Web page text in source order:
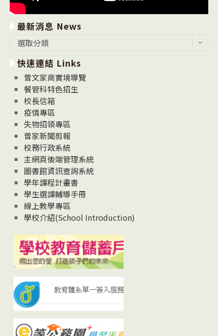
最新消息 News
消
息
News
選取分類
快速連結 Links
曾文家商實境導覽
餐管科特色招生
校長信箱
疫情專區
失物招領專區
曾家新聞剪報
校務行政系統
主網頁後端管理系統
圖書館資訊查詢系統
學年課程計畫書
學生選課輔導手冊
線上教學專區
學校介紹(School Introduction)